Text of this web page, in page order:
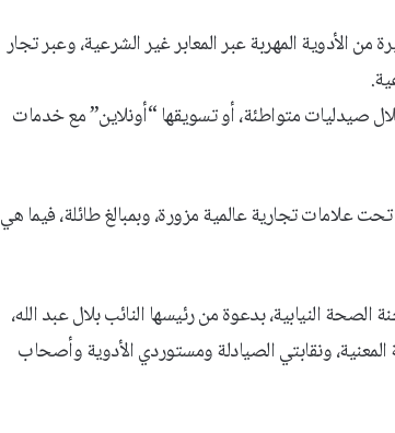
دخول كميات كبيرة من الأدوية المهربة عبر المعابر غير الشرعية، وعبر تجار
صيدليات متواطئة، أو تسويقها “أونلاين” مع خدمات
علامات تجارية عالمية مزورة، وبمبالغ طائلة، فيما هي
النيابية، بدعوة من رئيسها النائب بلال عبد الله،
المعنية، ونقابتي الصيادلة ومستوردي الأدوية وأصحاب